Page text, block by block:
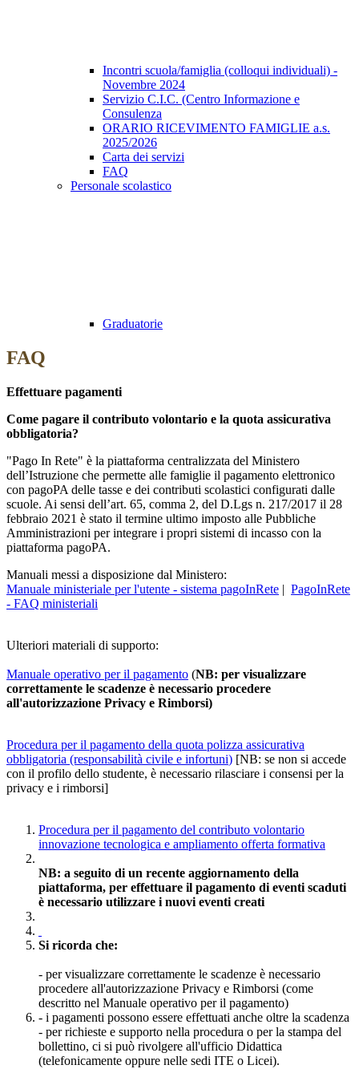
Incontri scuola/famiglia (colloqui individuali) -
Novembre 2024
Servizio C.I.C. (Centro Informazione e
Consulenza
ORARIO RICEVIMENTO FAMIGLIE a.s.
2025/2026
Carta dei servizi
FAQ
Personale scolastico
Graduatorie
FAQ
Effettuare pagamenti
Come pagare il contributo volontario e la quota assicurativa
obbligatoria?
"Pago In Rete" è la piattaforma centralizzata del Ministero
dell’Istruzione che permette alle famiglie il pagamento elettronico
con pagoPA delle tasse e dei contributi scolastici configurati dalle
scuole. Ai sensi dell’art. 65, comma 2, del D.Lgs n. 217/2017 il 28
febbraio 2021 è stato il termine ultimo imposto alle Pubbliche
Amministrazioni per integrare i propri sistemi di incasso con la
piattaforma pagoPA.
Manuali messi a disposizione dal Ministero:
Manuale ministeriale per l'utente - sistema pagoInRete | PagoInRete
- FAQ ministeriali
Ulteriori materiali di supporto:
Manuale operativo per il pagamento (NB: per visualizzare
correttamente le scadenze è necessario procedere
all'autorizzazione Privacy e Rimborsi)
Procedura per il pagamento della quota polizza assicurativa
obbligatoria (responsabilità civile e infortuni) [NB: se non si accede
con il profilo dello studente, è necessario rilasciare i consensi per la
privacy e i rimborsi]
Procedura per il pagamento del contributo volontario
innovazione tecnologica e ampliamento offerta formativa
NB: a seguito di un recente aggiornamento della
piattaforma, per effettuare il pagamento di eventi scaduti
è necessario utilizzare i nuovi eventi creati
Si ricorda che:
- per visualizzare correttamente le scadenze è necessario
procedere all'autorizzazione Privacy e Rimborsi (come
descritto nel Manuale operativo per il pagamento)
- i pagamenti possono essere effettuati anche oltre la scadenza
- per richieste e supporto nella procedura o per la stampa del
bollettino, ci si può rivolgere all'ufficio Didattica
(telefonicamente oppure nelle sedi ITE o Licei).